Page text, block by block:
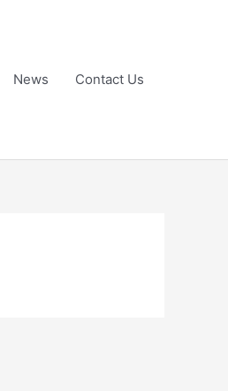
News Contact Us